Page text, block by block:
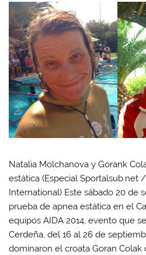
Natalia Molchanova y Gorank
estática (Especial
International) Este sábado 20 de
prueba de apnea estática en el
equipos AIDA 2014, evento que
Cerdeña, del 16 al 26 de
dominaron el croata Goran Colak